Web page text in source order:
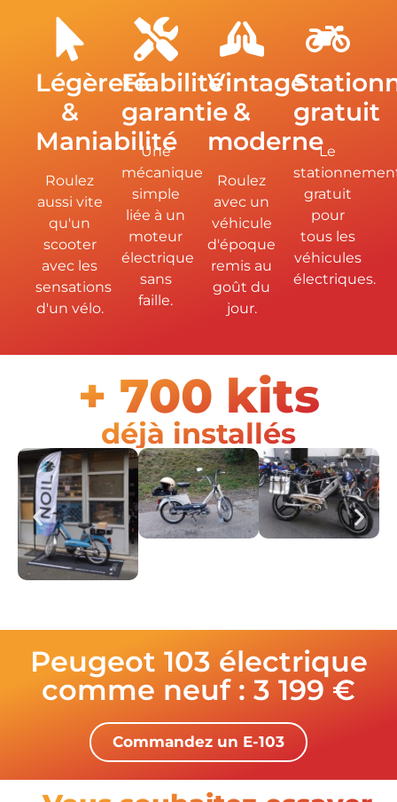
Légèreté
&
Maniabilité
Roulez
aussi vite
qu'un
scooter
avec les
sensations
d'un vélo.
Fiabilité
garantie
Une
mécanique
simple
liée à un
moteur
électrique
sans
faille.
Vintage
&
moderne
Roulez
avec un
véhicule
d'époque
remis au
goût du
jour.
gratuit
Le
gratuit
pour
tous les
véhicules
électriques.
+ 700 kits
déjà installés
Peugeot 103 électrique
comme neuf : 3 199 €
Commandez un E-103